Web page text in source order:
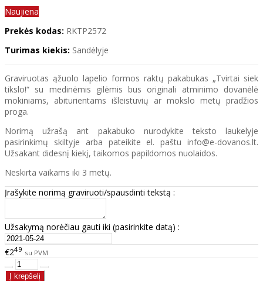
Naujiena
Prekės kodas: RKTP2572
Turimas kiekis: Sandėlyje
Graviruotas ąžuolo lapelio formos raktų pakabukas „Tvirtai siek
tikslo!“ su medinėmis gilėmis bus originali atminimo dovanėlė
mokiniams, abiturientams išleistuvių ar mokslo metų pradžios
proga.
Norimą užrašą ant pakabuko nurodykite teksto laukelyje
pasirinkimų skiltyje arba pateikite el. paštu info@e-dovanos.lt.
Užsakant didesnį kiekį, taikomos papildomos nuolaidos.
Neskirta vaikams iki 3 metų.
Įrašykite norimą graviruoti/spausdinti tekstą :
Užsakymą norėčiau gauti iki (pasirinkite datą) :
€249 su PVM